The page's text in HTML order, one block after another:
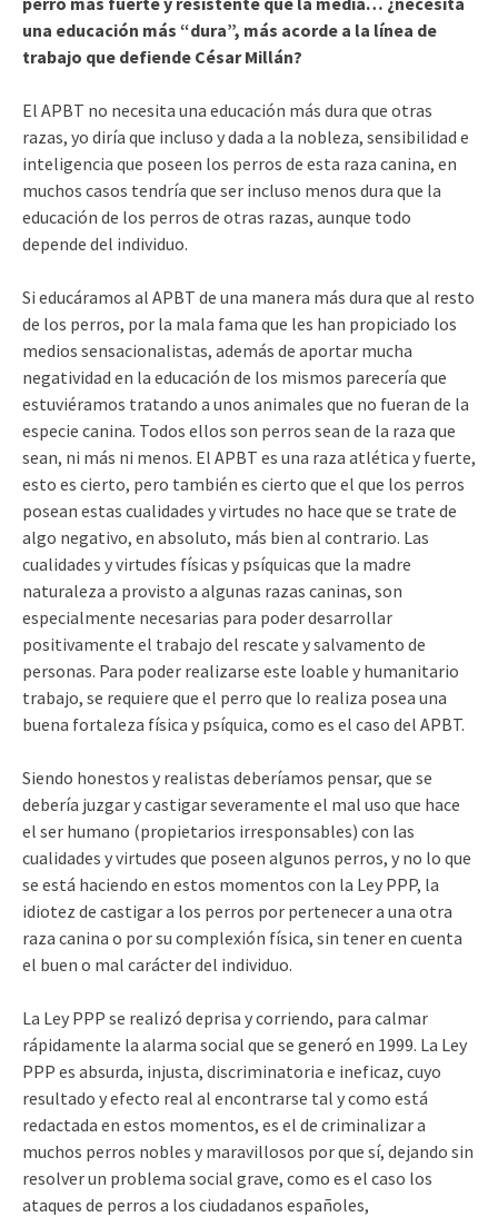
una educación más “dura”, más acorde a la línea de
trabajo que defiende César Millán?
El APBT no necesita una educación más dura que otras
razas, yo diría que incluso y dada a la nobleza, sensibilidad e
inteligencia que poseen los perros de esta raza canina, en
muchos casos tendría que ser incluso menos dura que la
educación de los perros de otras razas, aunque todo
depende del individuo.
Si educáramos al APBT de una manera más dura que al resto
de los perros, por la mala fama que les han propiciado los
medios sensacionalistas, además de aportar mucha
negatividad en la educación de los mismos parecería que
estuviéramos tratando a unos animales que no fueran de la
especie canina. Todos ellos son perros sean de la raza que
sean, ni más ni menos. El APBT es una raza atlética y fuerte,
esto es cierto, pero también es cierto que el que los perros
posean estas cualidades y virtudes no hace que se trate de
algo negativo, en absoluto, más bien al contrario. Las
cualidades y virtudes físicas y psíquicas que la madre
naturaleza a provisto a algunas razas caninas, son
especialmente necesarias para poder desarrollar
positivamente el trabajo del rescate y salvamento de
personas. Para poder realizarse este loable y humanitario
trabajo, se requiere que el perro que lo realiza posea una
buena fortaleza física y psíquica, como es el caso del APBT.
Siendo honestos y realistas deberíamos pensar, que se
debería juzgar y castigar severamente el mal uso que hace
el ser humano (propietarios irresponsables) con las
cualidades y virtudes que poseen algunos perros, y no lo que
se está haciendo en estos momentos con la Ley PPP, la
idiotez de castigar a los perros por pertenecer a una otra
raza canina o por su complexión física, sin tener en cuenta
el buen o mal carácter del individuo.
La Ley PPP se realizó deprisa y corriendo, para calmar
rápidamente la alarma social que se generó en 1999. La Ley
PPP es absurda, injusta, discriminatoria e ineficaz, cuyo
resultado y efecto real al encontrarse tal y como está
redactada en estos momentos, es el de criminalizar a
muchos perros nobles y maravillosos por que sí, dejando sin
resolver un problema social grave, como es el caso los
ataques de perros a los ciudadanos españoles,